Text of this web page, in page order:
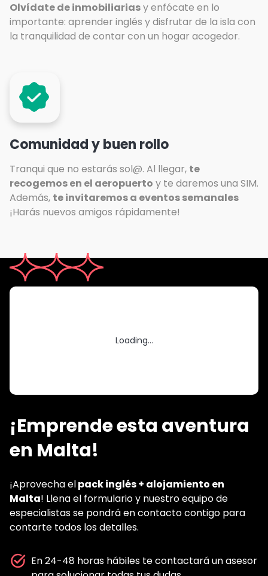
Olvídate de inmobiliariasy enfócate en lo
importante: aprender inglés y disfrutar de la isla con
la tranquilidad de contar con un hogar acogedor.
Comunidad y buen rollo
Tranqui que no estarás sol@. Al llegar, te
recogemos en el aeropuerto y te daremos una SIM.
Además, te invitaremos a eventos semanales
¡Harás nuevos amigos rápidamente!
¡Emprende esta aventura
en Malta!
¡Aprovecha elpack inglés + alojamiento en
Malta! Llena el formulario y nuestro equipo de
especialistas se pondrá en contacto contigo para
contarte todos los detalles.
En 24-48 horas hábiles te contactará un asesor
Loading...